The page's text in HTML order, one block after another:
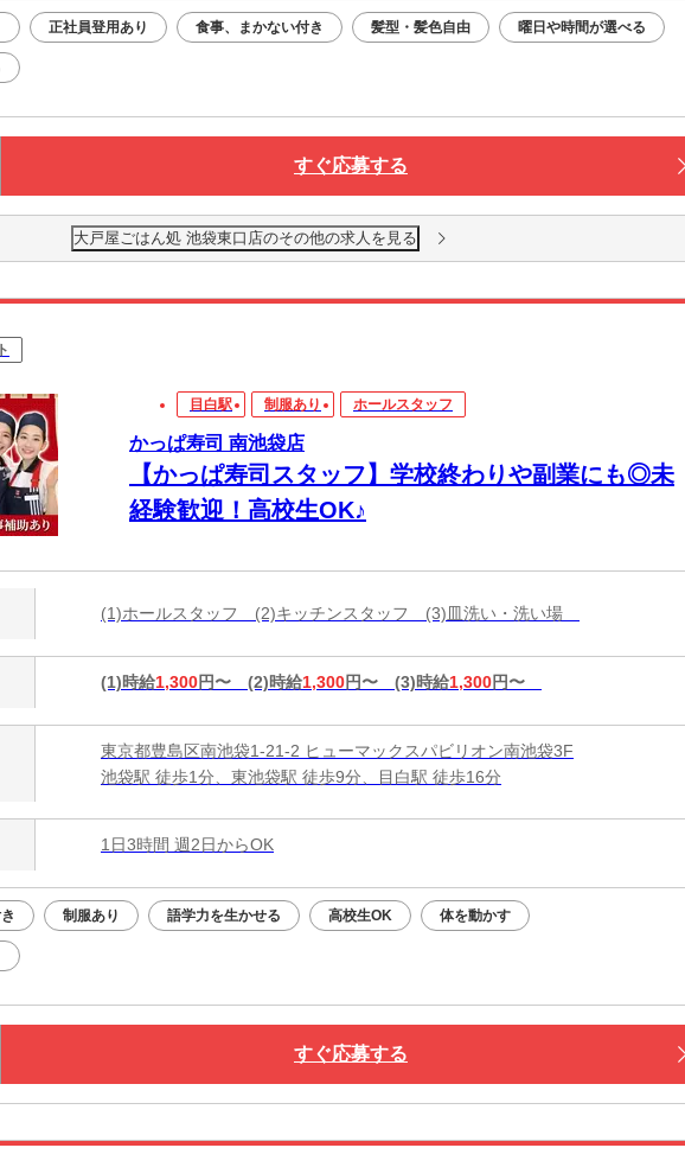
正社員登用あり 食事、まかない付き 髪型・髪色自由 曜日や時間が選べる
すぐ応募する
大戸屋ごはん処 池袋東口店のその他の求人を見る
目白駅 制服あり ホールスタッフ
かっぱ寿司 南池袋店
【かっぱ寿司スタッフ】学校終わりや副業にも◎未
経験歓迎！高校生OK♪
(1)ホールスタッフ (2)キッチンスタッフ (3)皿洗い・洗い場
(1)時給1,300円〜 (2)時給1,300円〜 (3)時給1,300円〜
東京都豊島区南池袋1-21-2 ヒューマックスパビリオン南池袋3F
池袋駅 徒歩1分、東池袋駅 徒歩9分、目白駅 徒歩16分
1日3時間 週2日からOK
制服あり 語学力を生かせる 高校生OK 体を動かす
すぐ応募する